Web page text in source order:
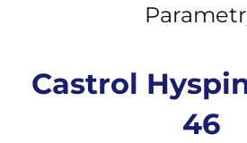
Castrol
46